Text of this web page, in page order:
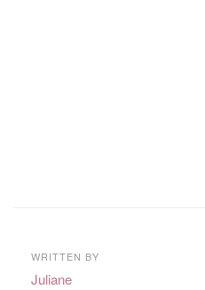
WRITTEN BY
Juliane